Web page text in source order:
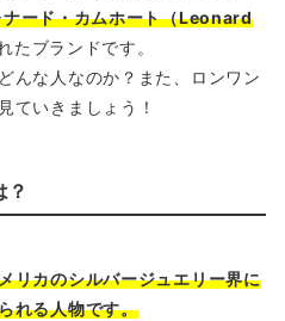
ナード・カムホート（Leonard
たブランドです。
んな人なのか？また、ロンワン
ていきましょう！
？
リカのシルバージュエリー界に
れる人物です。